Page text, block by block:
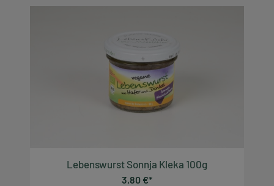
Lebenswurst Sonnja Kleka 100g
3,80 €*